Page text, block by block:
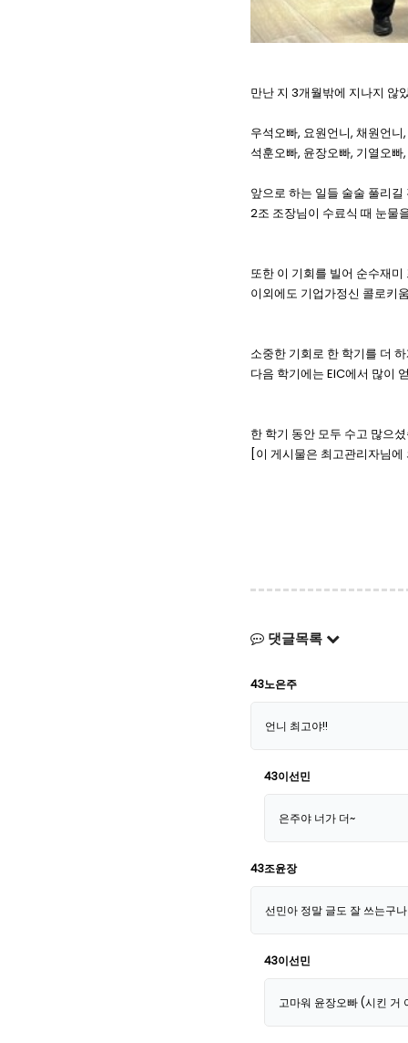
만난 지 3개월밖에 지나지 않
우석오빠, 요원언니, 채원언니,
석훈오빠, 윤장오빠, 기열오
앞으로 하는 일들 술술 풀리
2조 조장님이 수료식 때 눈물
또한 이 기회를 빌어 순수재
이외에도 기업가정신 콜로키
소중한 기회로 한 학기를 더
다음 학기에는 EIC에서 많이
한 학기 동안 모두 수고 많으
[이 게시물은 최고관리자님
댓글목록
43노은주
언니 최고야!!
43이선민
은주야 너가 더~
43조윤장
선민아 정말 글도 잘 쓰는구
43이선민
고마워 윤장오빠 (시킨 거